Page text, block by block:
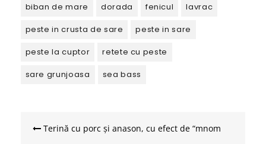
biban de mare
dorada fenicul
lavrac
peste in crusta de sare
peste in sare
peste la cuptor
retete cu peste
sare grunjoasa
sea bass
Terină cu porc și anason, cu efect de “mnom